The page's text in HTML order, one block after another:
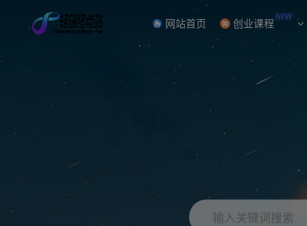
网站首页 创业课程 NEW
输入关键词搜索